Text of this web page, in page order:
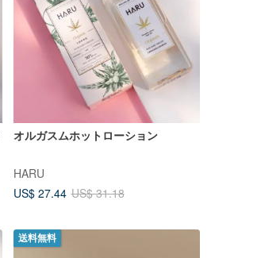
オルガスムホットローション
HARU
US$ 27.44 US$ 31.18
送料無料